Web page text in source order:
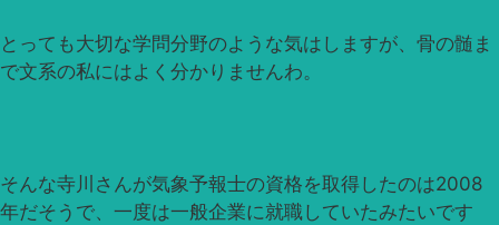
とっても大切な学問分野のような気はしますが、骨の髄ま
で文系の私にはよく分かりませんわ。
そんな寺川さんが気象予報士の資格を取得したのは2008
年だそうで、一度は一般企業に就職していたみたいです